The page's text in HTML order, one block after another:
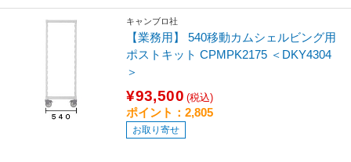
キャンブロ社
【業務用】 540移動カムシェルビング用
ポストキット CPMPK2175 ＜DKY4304
＞
¥93,500 (税込)
ポイント：2,805
お取り寄せ